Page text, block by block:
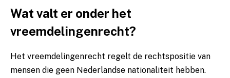
Wat valt er onder het
vreemdelingenrecht?
Het vreemdelingenrecht regelt de rechtspositie van
mensen die geen Nederlandse nationaliteit hebben.